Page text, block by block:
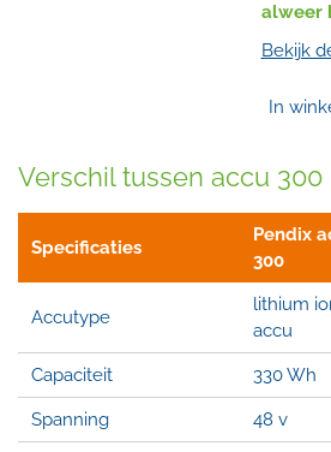
alweer
Bekijk
In
Verschil tussen accu 300
Specificaties
Pendix
300
Accutype
lithium
accu
Capaciteit 330 Wh
Spanning 48 v